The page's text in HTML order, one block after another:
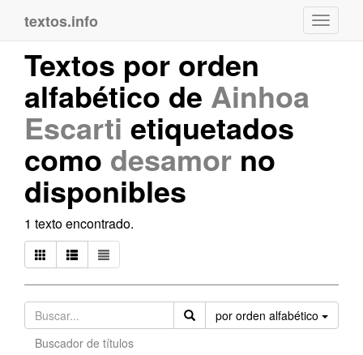
textos.info
Textos por orden
alfabético de Ainhoa
Escarti etiquetados
como desamor no
disponibles
1 texto encontrado.
por orden alfabético
Buscador de títulos